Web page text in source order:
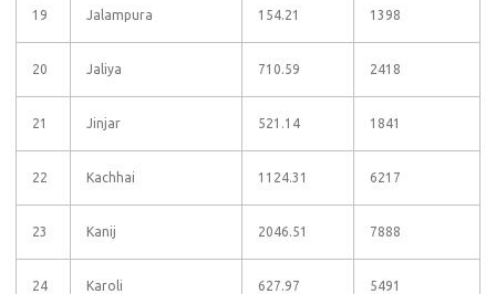
19 Jalampura 154.21 1398
20 Jaliya 710.59 2418
21 Jinjar 521.14 1841
22 Kachhai 1124.31 6217
23 Kanij 2046.51 7888
24 Karoli 627.97 5491